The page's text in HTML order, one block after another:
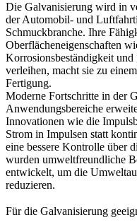
Die Galvanisierung wird in
der Automobil- und
Schmuckbranche. Ihre
Oberflächeneigenschaften
Korrosionsbeständigkeit und
verleihen, macht sie zu
Fertigung.
Moderne Fortschritte in der
Anwendungsbereiche
Innovationen wie die
Strom in Impulsen statt
eine bessere Kontrolle über
wurden umweltfreundliche
entwickelt, um die
reduzieren.
Für die Galvanisierung